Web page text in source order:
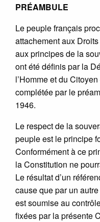
PRÉAMBULE
Le peuple français
attachement aux
aux principes de la
ont été définis par la
l’Homme et du
complétée par le
1946.
Le respect de la
peuple est le principe
Conformément à ce
la Constitution ne
Le résultat d’un
cause que par un
est soumise au
fixées par la présente